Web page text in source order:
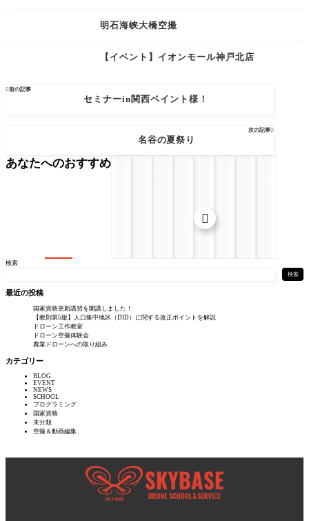
明石海峡大橋空撮
【イベント】イオンモール神戸北店
前の記事
セミナーin関西ペイント様！
次の記事
名谷の夏祭り
検索
検索
最近の投稿
国家資格更新講習を開講しました！
【教則第5版】人口集中地区（DID）に関する改正ポイントを解説
ドローン工作教室
ドローン空撮体験会
農業ドローンへの取り組み
カテゴリー
BLOG
EVENT
NEWS
SCHOOL
プログラミング
国家資格
未分類
空撮＆動画編集
あなたへのおすすめ
